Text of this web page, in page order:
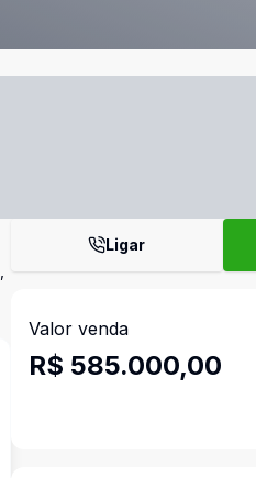
Ligar
Valor venda
R$ 585.000,00